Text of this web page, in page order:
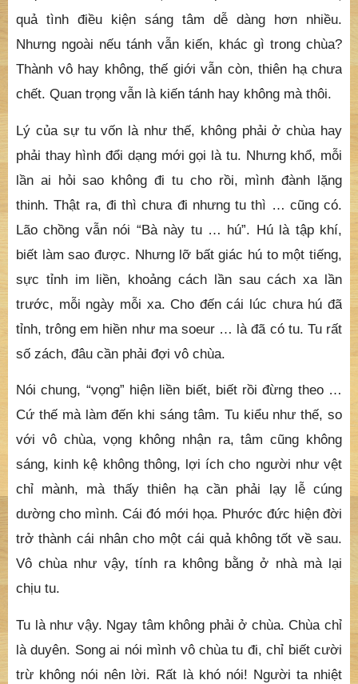
quả tình điều kiện sáng tâm dễ dàng hơn nhiều.
Nhưng ngoài nếu tánh vẫn kiến, khác gì trong chùa?
Thành vô hay không, thế giới vẫn còn, thiên hạ chưa
chết. Quan trọng vẫn là kiến tánh hay không mà thôi.
Lý của sự tu vốn là như thế, không phải ở chùa hay
phải thay hình đổi dạng mới gọi là tu. Nhưng khổ, mỗi
lần ai hỏi sao không đi tu cho rồi, mình đành lặng
thinh. Thật ra, đi thì chưa đi nhưng tu thì … cũng có.
Lão chồng vẫn nói “Bà này tu … hú”. Hú là tập khí,
biết làm sao được. Nhưng lỡ bất giác hú to một tiếng,
sực tỉnh im liền, khoảng cách lần sau cách xa lần
trước, mỗi ngày mỗi xa. Cho đến cái lúc chưa hú đã
tỉnh, trông em hiền như ma soeur … là đã có tu. Tu rất
số zách, đâu cần phải đợi vô chùa.
Nói chung, “vọng” hiện liền biết, biết rồi đừng theo …
Cứ thế mà làm đến khi sáng tâm. Tu kiểu như thế, so
với vô chùa, vọng không nhận ra, tâm cũng không
sáng, kinh kệ không thông, lợi ích cho người như vệt
chỉ mành, mà thấy thiên hạ cần phải lạy lễ cúng
dường cho mình. Cái đó mới họa. Phước đức hiện đời
trở thành cái nhân cho một cái quả không tốt về sau.
Vô chùa như vậy, tính ra không bằng ở nhà mà lại
chịu tu.
Tu là như vậy. Ngay tâm không phải ở chùa. Chùa chỉ
là duyên. Song ai nói mình vô chùa tu đi, chỉ biết cười
trừ không nói nên lời. Rất là khó nói! Người ta nhiệt